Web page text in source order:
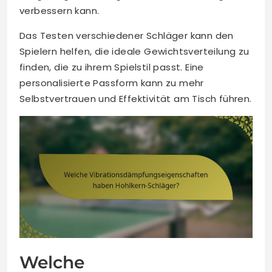
verbessern kann.
Das Testen verschiedener Schläger kann den
Spielern helfen, die ideale Gewichtsverteilung zu
finden, die zu ihrem Spielstil passt. Eine
personalisierte Passform kann zu mehr
Selbstvertrauen und Effektivität am Tisch führen.
Welche